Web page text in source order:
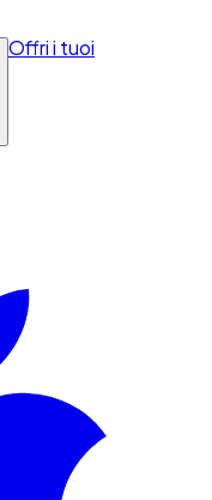
Offri i tuoi